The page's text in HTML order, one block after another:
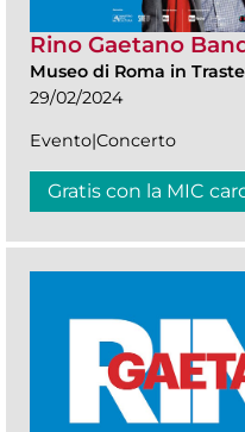
Rino Gaetano
Museo di Roma in
29/02/2024
Evento|Concerto
Gratis con la MIC